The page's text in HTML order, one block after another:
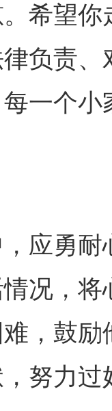
希望
负责
一个
勇耐
况，
，鼓
努力过